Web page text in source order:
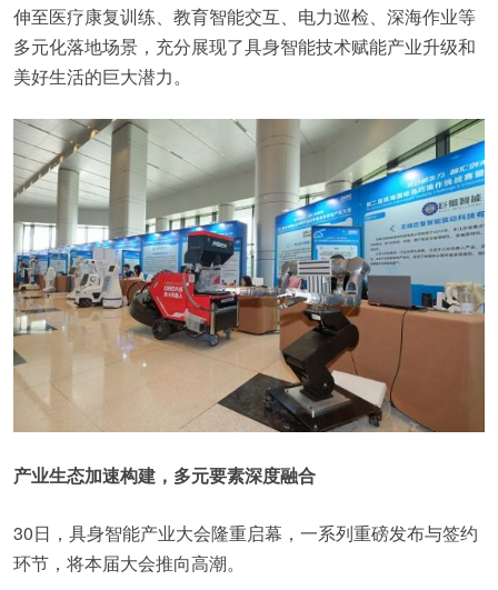
伸至医疗康复训练、教育智能交互、电力巡检、深海作业等
多元化落地场景，充分展现了具身智能技术赋能产业升级和
美好生活的巨大潜力。
产业生态加速构建，多元要素深度融合
30日，具身智能产业大会隆重启幕，一系列重磅发布与签约
环节，将本届大会推向高潮。